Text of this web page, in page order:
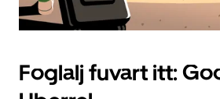
Foglalj fuvart itt: